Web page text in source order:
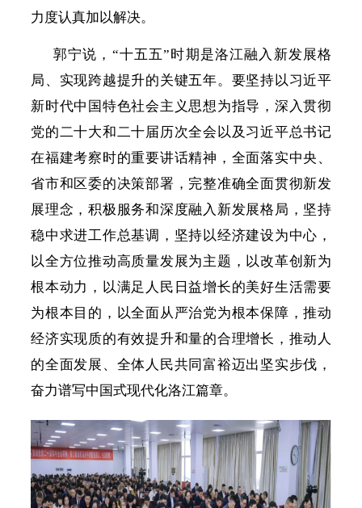
力度认真加以解决。
郭宁说， “十五五”时期是洛江融入新发展格
局、实现跨越提升的关键五年。要坚持以习近平
新时代中国特色社会主义思想为指导，深入贯彻
党的二十大和二十届历次全会以及习近平总书记
在福建考察时的重要讲话精神，全面落实中央、
省市和区委的决策部署，完整准确全面贯彻新发
展理念，积极服务和深度融入新发展格局，坚持
稳中求进工作总基调，坚持以经济建设为中心，
以全方位推动高质量发展为主题，以改革创新为
根本动力，以满足人民日益增长的美好生活需要
为根本目的，以全面从严治党为根本保障，推动
经济实现质的有效提升和量的合理增长，推动人
的全面发展、全体人民共同富裕迈出坚实步伐，
奋力谱写中国式现代化洛江篇章。